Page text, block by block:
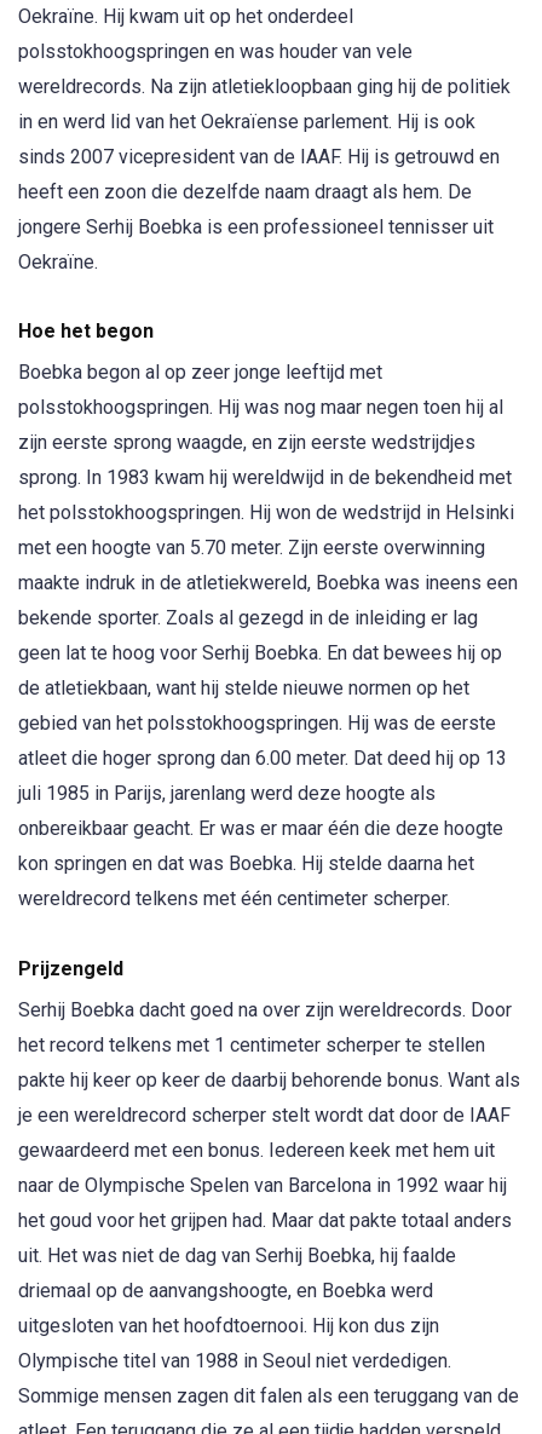
Oekraïne. Hij kwam uit op het onderdeel
polsstokhoogspringen en was houder van vele
wereldrecords. Na zijn atletiekloopbaan ging hij de politiek
in en werd lid van het Oekraïense parlement. Hij is ook
sinds 2007 vicepresident van de IAAF. Hij is getrouwd en
heeft een zoon die dezelfde naam draagt als hem. De
jongere Serhij Boebka is een professioneel tennisser uit
Oekraïne.
Hoe het begon
Boebka begon al op zeer jonge leeftijd met
polsstokhoogspringen. Hij was nog maar negen toen hij al
zijn eerste sprong waagde, en zijn eerste wedstrijdjes
sprong. In 1983 kwam hij wereldwijd in de bekendheid met
het polsstokhoogspringen. Hij won de wedstrijd in Helsinki
met een hoogte van 5.70 meter. Zijn eerste overwinning
maakte indruk in de atletiekwereld, Boebka was ineens een
bekende sporter. Zoals al gezegd in de inleiding er lag
geen lat te hoog voor Serhij Boebka. En dat bewees hij op
de atletiekbaan, want hij stelde nieuwe normen op het
gebied van het polsstokhoogspringen. Hij was de eerste
atleet die hoger sprong dan 6.00 meter. Dat deed hij op 13
juli 1985 in Parijs, jarenlang werd deze hoogte als
onbereikbaar geacht. Er was er maar één die deze hoogte
kon springen en dat was Boebka. Hij stelde daarna het
wereldrecord telkens met één centimeter scherper.
Prijzengeld
Serhij Boebka dacht goed na over zijn wereldrecords. Door
het record telkens met 1 centimeter scherper te stellen
pakte hij keer op keer de daarbij behorende bonus. Want als
je een wereldrecord scherper stelt wordt dat door de IAAF
gewaardeerd met een bonus. Iedereen keek met hem uit
naar de Olympische Spelen van Barcelona in 1992 waar hij
het goud voor het grijpen had. Maar dat pakte totaal anders
uit. Het was niet de dag van Serhij Boebka, hij faalde
driemaal op de aanvangshoogte, en Boebka werd
uitgesloten van het hoofdtoernooi. Hij kon dus zijn
Olympische titel van 1988 in Seoul niet verdedigen.
Sommige mensen zagen dit falen als een teruggang van de